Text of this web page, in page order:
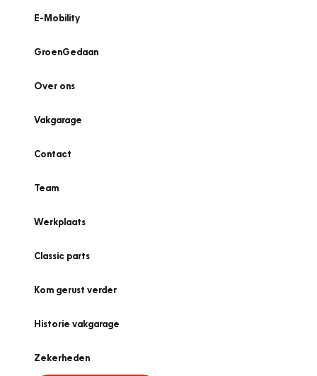
E-Mobility
GroenGedaan
Over ons
Vakgarage
Contact
Team
Werkplaats
Classic parts
Kom gerust verder
Historie vakgarage
Zekerheden